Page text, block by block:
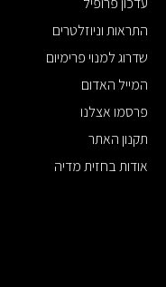
התראות וניוזלטרים
שדרוג למנוי פרימיום
המייל האדום
פרסמו אצלנו
תקנון האתר
אודות בחזית מדיה